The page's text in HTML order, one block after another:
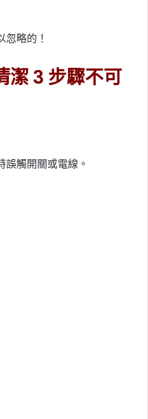
忽略的！
潔 3 步驟不可
觸開關或電線。